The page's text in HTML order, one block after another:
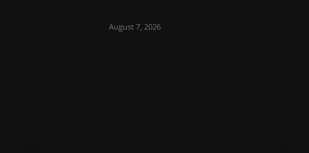
August 7, 2026